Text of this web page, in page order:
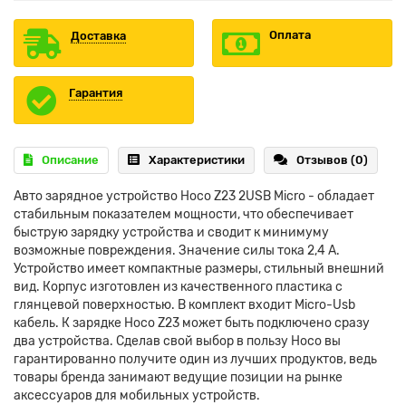
Доставка Оплата
Гарантия
Описание Характеристики Отзывов (0)
Авто зарядное устройство Hoco Z23 2USB Micro - обладает
стабильным показателем мощности, что обеспечивает
быструю зарядку устройства и сводит к минимуму
возможные повреждения. Значение силы тока 2,4 A.
Устройство имеет компактные размеры, стильный внешний
вид. Корпус изготовлен из качественного пластика с
глянцевой поверхностью. В комплект входит Micro-Usb
кабель. К зарядке Hoco Z23 может быть подключено сразу
два устройства. Сделав свой выбор в пользу Hoco вы
гарантированно получите один из лучших продуктов, ведь
товары бренда занимают ведущие позиции на рынке
аксессуаров для мобильных устройств.